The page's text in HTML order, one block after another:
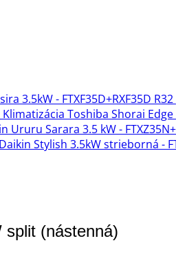
3.5kW - FTXF35D+RXF35D
Klimatizácia Toshiba Shorai
Ururu Sarara 3.5 kW -
Stylish 3.5kW strieborná -
split (nástenná)